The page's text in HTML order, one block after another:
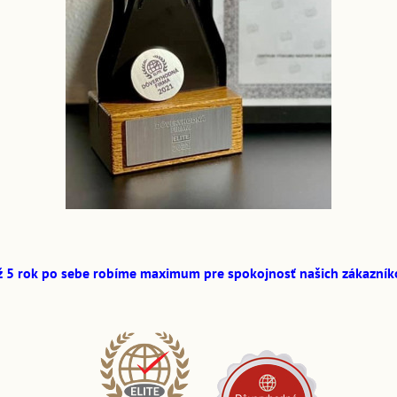
5 rok po sebe robíme maximum pre spokojnosť našich